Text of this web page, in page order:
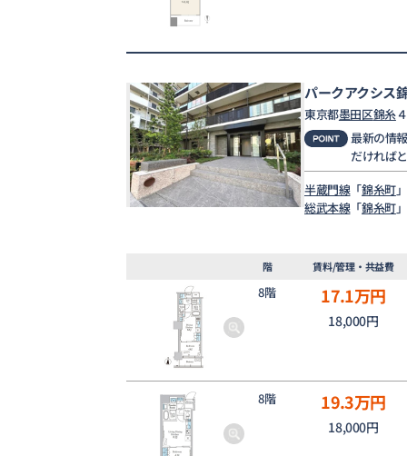
パークアクシス
東京都墨田区錦糸
最新の情
だければ
半蔵門線「錦糸町
総武本線「錦糸町
階 賃料/管理・共益費
8階 17.1万円
18,000円
8階 19.3万円
18,000円